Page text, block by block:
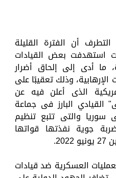
أن الفترة القليلة
استهدفت بعض القيادات
ما أدى إلى إلحاق أضرار
وذلك تعقيبًا على
الذى أعلن فيه عن
القيادي البارز فى جماعة
سوريا والتى تتبع تنظيم
جوية نفذتها قواتها
العسكرية ضد قيادات